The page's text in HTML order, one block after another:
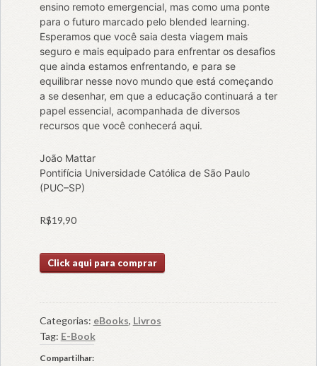
ensino remoto emergencial, mas como uma ponte
para o futuro marcado pelo blended learning.
Esperamos que você saia desta viagem mais
seguro e mais equipado para enfrentar os desafios
que ainda estamos enfrentando, e para se
equilibrar nesse novo mundo que está começando
a se desenhar, em que a educação continuará a ter
papel essencial, acompanhada de diversos
recursos que você conhecerá aqui.
João Mattar
Pontifícia Universidade Católica de São Paulo
(PUC–SP)
R$19,90
Click aqui para comprar
Categorias: eBooks, Livros
Tag: E-Book
Compartilhar: